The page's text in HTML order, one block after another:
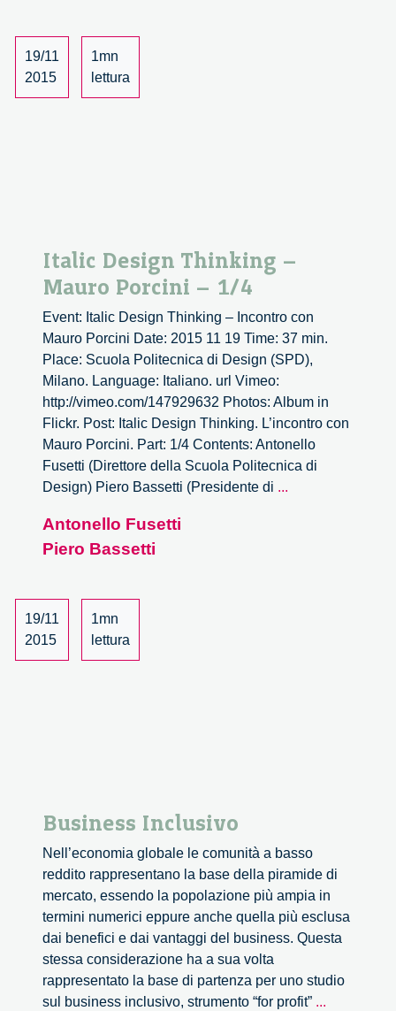
19/11
2015
1mn
lettura
Italic Design Thinking –
Mauro Porcini – 1/4
Event: Italic Design Thinking – Incontro con
Mauro Porcini Date: 2015 11 19 Time: 37 min.
Place: Scuola Politecnica di Design (SPD),
Milano. Language: Italiano. url Vimeo:
http://vimeo.com/147929632 Photos: Album in
Flickr. Post: Italic Design Thinking. L’incontro con
Mauro Porcini. Part: 1/4 Contents: Antonello
Fusetti (Direttore della Scuola Politecnica di
Design) Piero Bassetti (Presidente di ...
Antonello Fusetti
Piero Bassetti
19/11
2015
1mn
lettura
Business Inclusivo
Nell’economia globale le comunità a basso
reddito rappresentano la base della piramide di
mercato, essendo la popolazione più ampia in
termini numerici eppure anche quella più esclusa
dai benefici e dai vantaggi del business. Questa
stessa considerazione ha a sua volta
rappresentato la base di partenza per uno studio
sul business inclusivo, strumento “for profit” ...